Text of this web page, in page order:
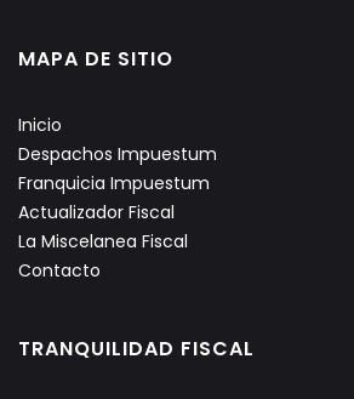
MAPA DE SITIO
Inicio
Despachos Impuestum
Franquicia Impuestum
Actualizador Fiscal
La Miscelanea Fiscal
Contacto
TRANQUILIDAD FISCAL